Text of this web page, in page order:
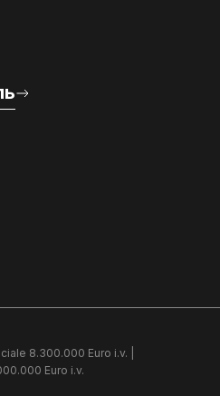
8.300.000 Euro i.v. |
Euro i.v.